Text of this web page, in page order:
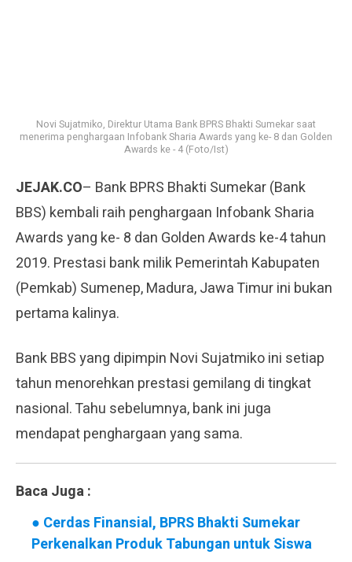
Novi Sujatmiko, Direktur Utama Bank BPRS Bhakti Sumekar saat
menerima penghargaan Infobank Sharia Awards yang ke- 8 dan Golden
Awards ke - 4 (Foto/Ist)
JEJAK.CO– Bank BPRS Bhakti Sumekar (Bank
BBS) kembali raih penghargaan Infobank Sharia
Awards yang ke- 8 dan Golden Awards ke-4 tahun
2019. Prestasi bank milik Pemerintah Kabupaten
(Pemkab) Sumenep, Madura, Jawa Timur ini bukan
pertama kalinya.
Bank BBS yang dipimpin Novi Sujatmiko ini setiap
tahun menorehkan prestasi gemilang di tingkat
nasional. Tahu sebelumnya, bank ini juga
mendapat penghargaan yang sama.
Baca Juga :
● Cerdas Finansial, BPRS Bhakti Sumekar
Perkenalkan Produk Tabungan untuk Siswa